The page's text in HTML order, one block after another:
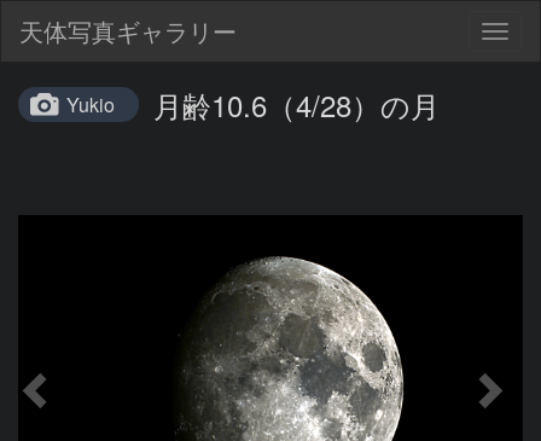
天体写真ギャラリー
Yukio 月齢10.6（4/28）の月